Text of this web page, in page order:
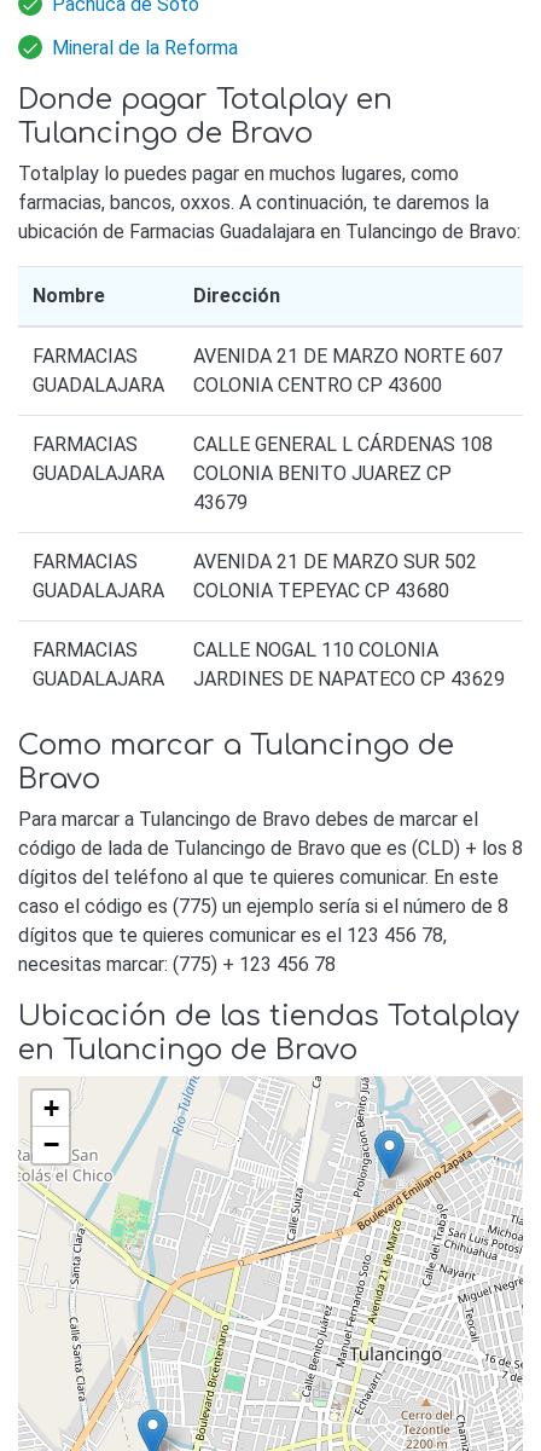
Mineral de la Reforma
Donde pagar Totalplay en
Tulancingo de Bravo
Totalplay lo puedes pagar en muchos lugares, como
farmacias, bancos, oxxos. A continuación, te daremos la
ubicación de Farmacias Guadalajara en Tulancingo de Bravo:
Nombre Dirección
FARMACIAS
GUADALAJARA
AVENIDA 21 DE MARZO NORTE 607
COLONIA CENTRO CP 43600
FARMACIAS
GUADALAJARA
CALLE GENERAL L CÁRDENAS 108
COLONIA BENITO JUAREZ CP
43679
FARMACIAS
GUADALAJARA
AVENIDA 21 DE MARZO SUR 502
COLONIA TEPEYAC CP 43680
FARMACIAS
GUADALAJARA
CALLE NOGAL 110 COLONIA
JARDINES DE NAPATECO CP 43629
Como marcar a Tulancingo de
Bravo
Para marcar a Tulancingo de Bravo debes de marcar el
código de lada de Tulancingo de Bravo que es (CLD) + los 8
dígitos del teléfono al que te quieres comunicar. En este
caso el código es (775) un ejemplo sería si el número de 8
dígitos que te quieres comunicar es el 123 456 78,
necesitas marcar: (775) + 123 456 78
Ubicación de las tiendas Totalplay
en Tulancingo de Bravo
+
−